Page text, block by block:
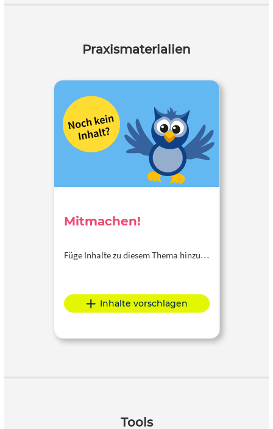
Praxismaterialien
Mitmachen!
Füge Inhalte zu diesem Thema hinzu…
Inhalte vorschlagen
Tools